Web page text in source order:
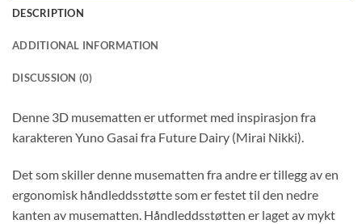
DESCRIPTION
ADDITIONAL INFORMATION
DISCUSSION (0)
Denne 3D musematten er utformet med inspirasjon fra
karakteren Yuno Gasai fra Future Dairy (Mirai Nikki).
Det som skiller denne musematten fra andre er tillegg av en
ergonomisk håndleddsstøtte som er festet til den nedre
kanten av musematten. Håndleddsstøtten er laget av mykt